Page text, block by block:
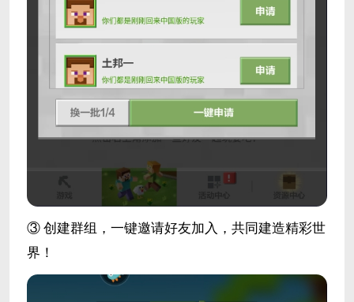
③ 创建群组，一键邀请好友加入，共同建造精彩世
界！